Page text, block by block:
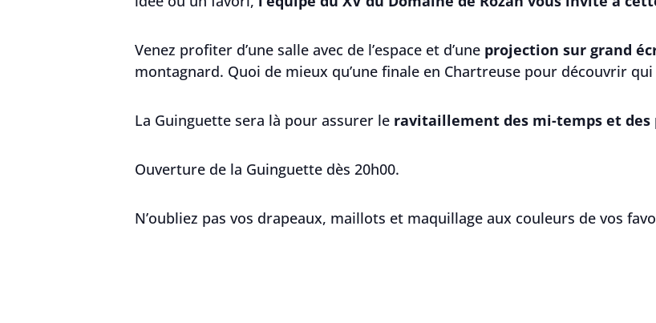
Venez profiter d’une salle avec de l’espace et d’une projection sur grand
montagnard. Quoi de mieux qu’une finale en Chartreuse pour découvrir
La Guinguette sera là pour assurer le ravitaillement des mi-temps et
Ouverture de la Guinguette dès 20h00.
N’oubliez pas vos drapeaux, maillots et maquillage aux couleurs de vos